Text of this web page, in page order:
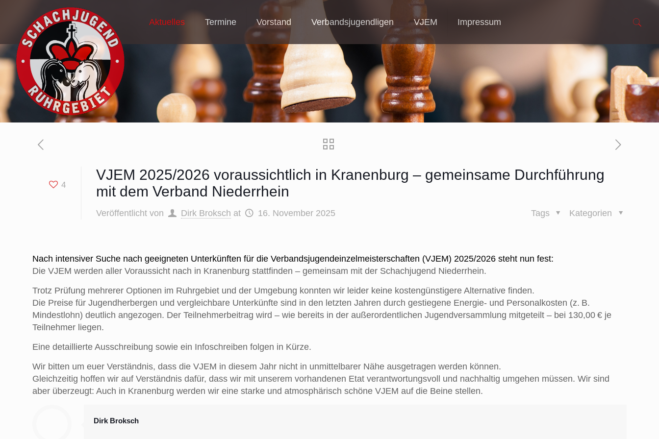
Aktuelles Termine Vorstand Verbandsjugendligen VJEM Impressum
4
VJEM 2025/2026 voraussichtlich in Kranenburg – gemeinsame Durchführung
mit dem Verband Niederrhein
Veröffentlicht von Dirk Broksch at 16. November 2025 Kategorien
Tags
Nach intensiver Suche nach geeigneten Unterkünften für die Verbandsjugendeinzelmeisterschaften (VJEM) 2025/2026 steht nun fest:
Die VJEM werden aller Voraussicht nach in Kranenburg stattfinden – gemeinsam mit der Schachjugend Niederrhein.
Trotz Prüfung mehrerer Optionen im Ruhrgebiet und der Umgebung konnten wir leider keine kostengünstigere Alternative finden.
Die Preise für Jugendherbergen und vergleichbare Unterkünfte sind in den letzten Jahren durch gestiegene Energie- und Personalkosten (z. B.
Mindestlohn) deutlich angezogen. Der Teilnehmerbeitrag wird – wie bereits in der außerordentlichen Jugendversammlung mitgeteilt – bei 130,00 € je
Teilnehmer liegen.
Eine detaillierte Ausschreibung sowie ein Infoschreiben folgen in Kürze.
Wir bitten um euer Verständnis, dass die VJEM in diesem Jahr nicht in unmittelbarer Nähe ausgetragen werden können.
Gleichzeitig hoffen wir auf Verständnis dafür, dass wir mit unserem vorhandenen Etat verantwortungsvoll und nachhaltig umgehen müssen. Wir sind
aber überzeugt: Auch in Kranenburg werden wir eine starke und atmosphärisch schöne VJEM auf die Beine stellen.
Dirk Broksch